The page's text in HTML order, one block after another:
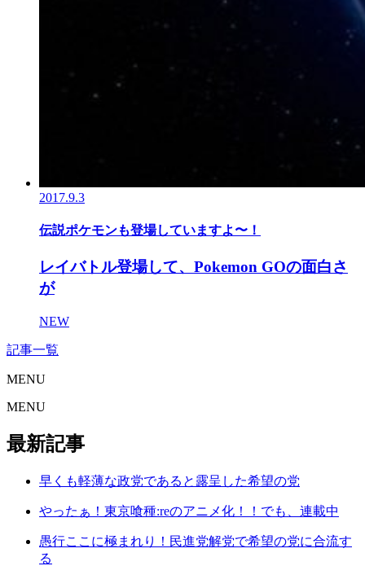
2017.9.3
伝説ポケモンも登場していますよ〜！
レイバトル登場して、Pokemon GOの面白さ
が
NEW
記事一覧
MENU
MENU
最新記事
早くも軽薄な政党であると露呈した希望の党
やったぁ！東京喰種:reのアニメ化！！でも、連載中
愚行ここに極まれり！民進党解党で希望の党に合流す
る